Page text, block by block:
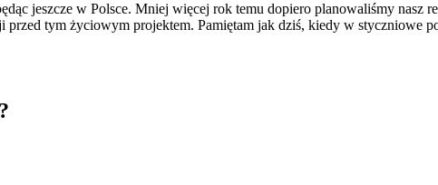
jeszcze w Polsce. Mniej więcej rok temu dopiero planowaliśmy
przed tym życiowym projektem. Pamiętam jak dziś, kiedy w